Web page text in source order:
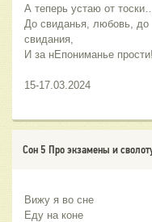
А теперь устаю от тоски…
До свиданья, любовь, до
свидания,
И за нЕпониманье прости!
15-17.03.2024
Сон 5 Про экзамены и
Вижу я во сне
Еду на коне